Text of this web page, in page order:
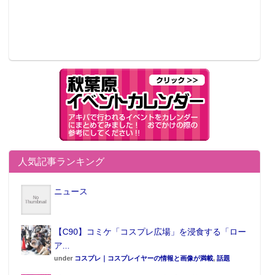
・美麗レイヤーさん次々登場！「痛車天国
2018」コスプレイヤーレポート
人気記事ランキング
ニュース
【C90】コミケ「コスプレ広場」を浸食する「ロー
ア...
under コスプレ｜コスプレイヤーの情報と画像が満載, 話題